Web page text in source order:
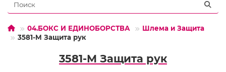
04.БОКС И ЕДИНОБОРСТВА
Шлема и Защита
3581-M Защита рук
3581-M Защита рук